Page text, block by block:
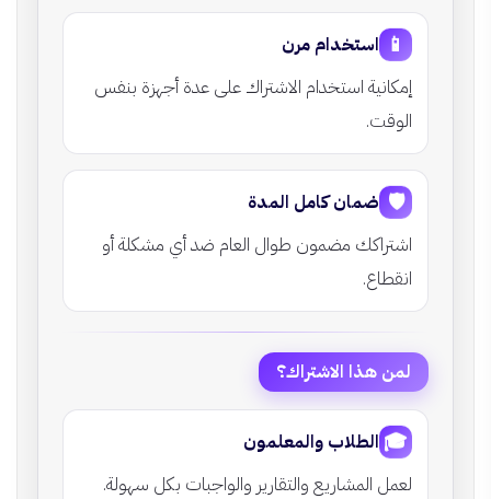
📱 استخدام مرن
إمكانية استخدام الاشتراك على عدة أجهزة بنفس
الوقت.
🛡️ ضمان كامل المدة
اشتراكك مضمون طوال العام ضد أي مشكلة أو
انقطاع.
لمن هذا الاشتراك؟
🎓 الطلاب والمعلمون
لعمل المشاريع والتقارير والواجبات بكل سهولة.